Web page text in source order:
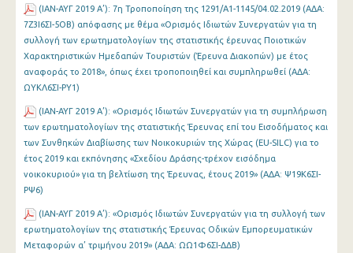
(ΙΑΝ-ΑΥΓ 2019 Α’): 7η Τροποποίηση της 1291/Α1-1145/04.02.2019 (ΑΔΑ:
7Ζ3Ι6ΣΙ-5ΟΒ) απόφασης με θέμα «Ορισμός Ιδιωτών Συνεργατών για τη
συλλογή των ερωτηματολογίων της στατιστικής έρευνας Ποιοτικών
Χαρακτηριστικών Ημεδαπών Τουριστών (Έρευνα Διακοπών) με έτος
αναφοράς το 2018», όπως έχει τροποποιηθεί και συμπληρωθεί (ΑΔΑ:
ΩΥΚΛ6ΣΙ-ΡΥ1)
(ΙΑΝ-ΑΥΓ 2019 Α’): «Ορισμός Ιδιωτών Συνεργατών για τη συμπλήρωση
των ερωτηματολογίων της στατιστικής Έρευνας επί του Εισοδήματος και
των Συνθηκών Διαβίωσης των Νοικοκυριών της Χώρας (EU-SILC) για το
έτος 2019 και εκπόνησης «Σχεδίου Δράσης-τρέχον εισόδημα
νοικοκυριού» για τη βελτίωση της Έρευνας, έτους 2019» (ΑΔΑ: Ψ19Κ6ΣΙ-
ΡΨ6)
(ΙΑΝ-ΑΥΓ 2019 Α’): «Ορισμός Ιδιωτών Συνεργατών για τη συλλογή των
ερωτηματολογίων της στατιστικής Έρευνας Οδικών Εμπορευματικών
Μεταφορών α’ τριμήνου 2019» (ΑΔΑ: ΩΩ1Φ6ΣΙ-ΔΔΒ)